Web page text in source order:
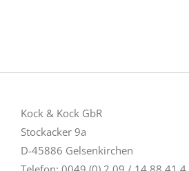
Kock & Kock GbR
Stockacker 9a
D-45886 Gelsenkirchen